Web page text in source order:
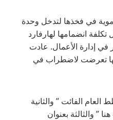
في فخذها لتدخل وحدة
انضمامها لهارفارد
إدارة الأعمال. عادت
في عام 2011 لكنها تعرضت لاضطراب في
العام الفائت ” والثانية
” والثالثة بعنوان